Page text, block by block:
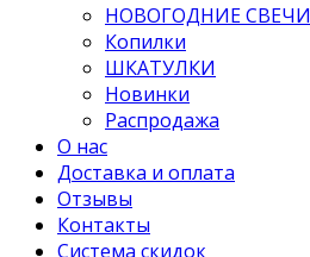
НОВОГОДНИЕ СВЕЧИ
Копилки
ШКАТУЛКИ
Новинки
Распродажа
О нас
Доставка и оплата
Отзывы
Контакты
Система скидок